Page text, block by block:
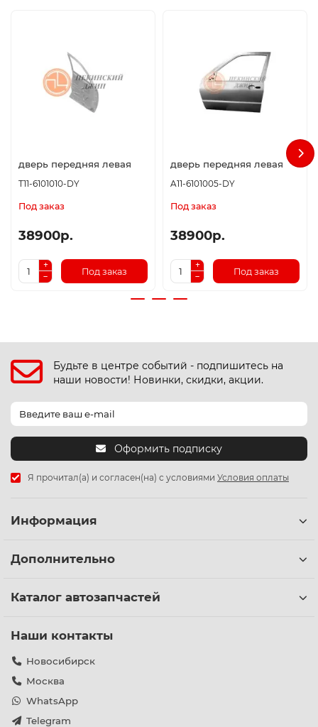
дверь передняя левая
T11-6101010-DY
Под заказ
38900р.
Под заказ
дверь передняя левая
A11-6101005-DY
Под заказ
38900р.
Под заказ
Будьте в центре событий - подпишитесь на
наши новости! Новинки, скидки, акции.
Оформить подписку
Я прочитал(а) и согласен(на) с условиями Условия оплаты
Информация
Дополнительно
Каталог автозапчастей
Наши контакты
Новосибирск
Москва
WhatsApp
Telegram